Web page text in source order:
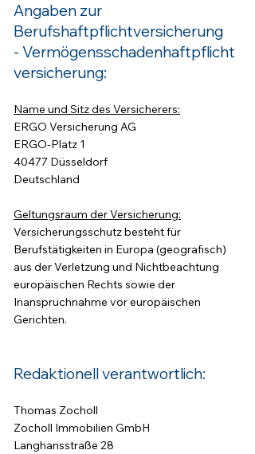
Angaben zur
Berufshaftpflichtversicherung
- Vermögensschadenhaftpflicht
versicherung:
Name und Sitz des Versicherers:
ERGO Versicherung AG
ERGO-Platz 1
40477 Düsseldorf
Deutschland
Geltungsraum der Versicherung:
Versicherungsschutz besteht für
Berufstätigkeiten in Europa (geografisch)
aus der Verletzung und Nichtbeachtung
europäischen Rechts sowie der
Inanspruchnahme vor europäischen
Gerichten.
Redaktionell verantwortlich:
Thomas Zocholl
Zocholl Immobilien GmbH
Langhansstraße 28